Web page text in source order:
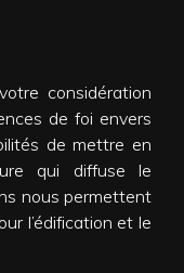
considération
de foi envers
de mettre en
qui diffuse le
nous permettent
l’édification et le